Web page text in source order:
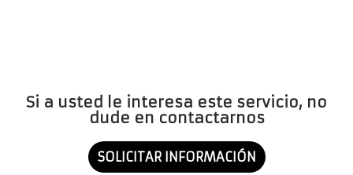
Si a usted le interesa este servicio, no
dude en contactarnos
SOLICITAR INFORMACIÓN